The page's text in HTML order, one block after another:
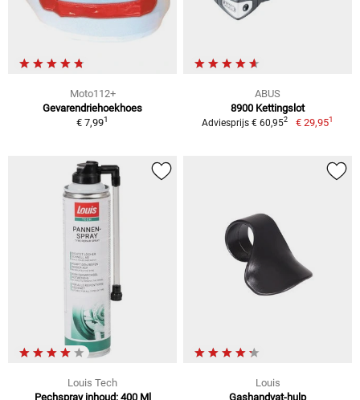
Moto112+
Gevarendriehoekhoes
€ 7,991
ABUS
8900 Kettingslot
Adviesprijs € 60,952 € 29,951
Louis Tech
Pechspray inhoud: 400 Ml
Louis
Gashandvat-hulp